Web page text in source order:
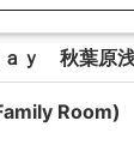
ｙ 秋葉原
Room)